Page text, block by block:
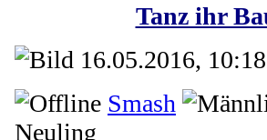
Tanz ihr
16.05.2016, 10:18
Smash
Neuling